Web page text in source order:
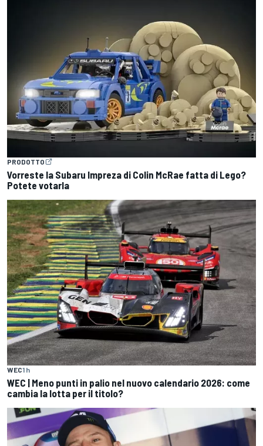
PRODOTTO
Vorreste la Subaru Impreza di Colin McRae fatta di Lego?
Potete votarla
WEC1 h
WEC | Meno punti in palio nel nuovo calendario 2026: come
cambia la lotta per il titolo?